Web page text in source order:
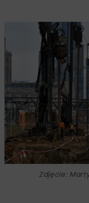
Zdjęcie: